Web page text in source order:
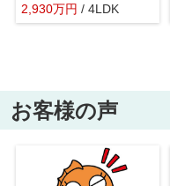
2,930万円 / 4LDK
お客様の声